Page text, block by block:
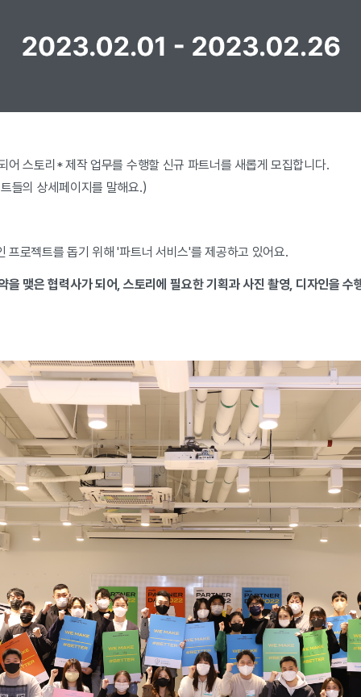
어스토리* 제작 업무를 수행할 신규 파트너를 새롭게 모집합니다.
들의 상세페이지를 말해요.)
프로젝트를 돕기 위해 '파트너 서비스'를 제공하고 있어요.
을 맺은 협력사가 되어, 스토리에 필요한 기획과 사진 촬영, 디자인을 수